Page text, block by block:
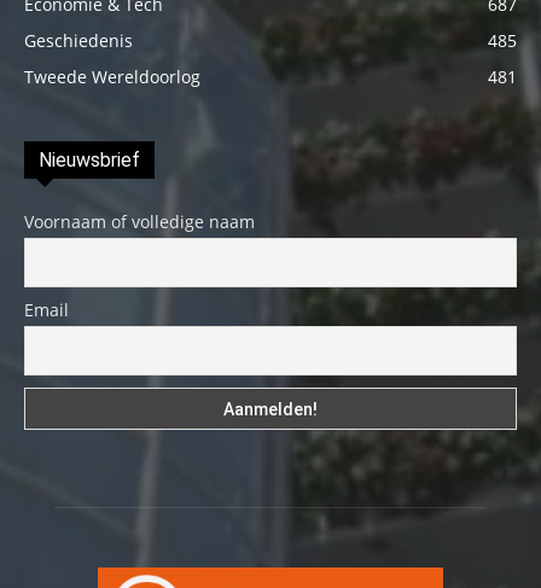
Geschiedenis
485
Tweede Wereldoorlog
481
Nieuwsbrief
Voornaam of volledige naam
Email